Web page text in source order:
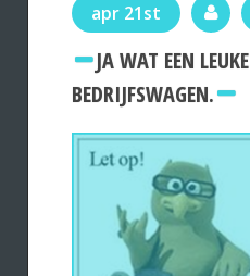
apr 21st
JA WAT EEN LEUKE
BEDRIJFSWAGEN.